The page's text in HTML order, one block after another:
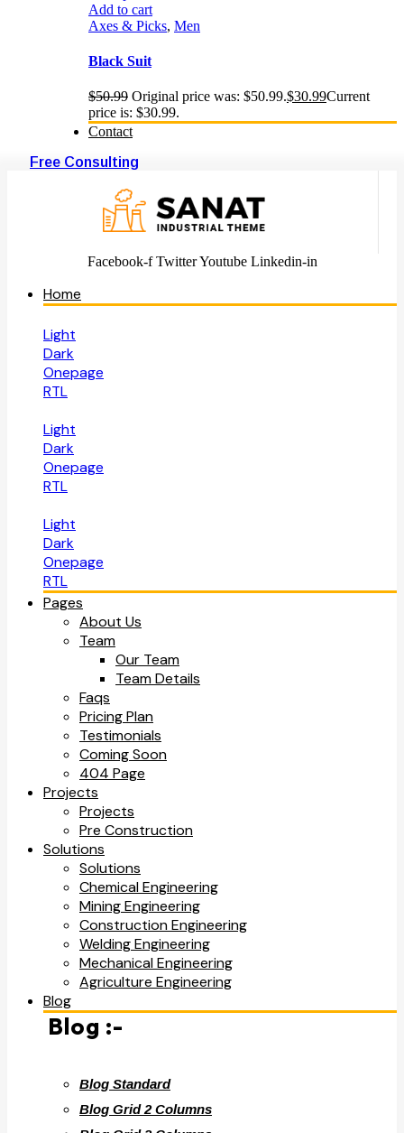
Add to cart
Axes & Picks, Men
Black Suit
$50.99 Original price was: $50.99.$30.99Current
price is: $30.99.
Contact
Free Consulting
Facebook-f Twitter Youtube Linkedin-in
Home
Light
Dark
Onepage
RTL
Light
Dark
Onepage
RTL
Light
Dark
Onepage
RTL
Pages
About Us
Team
Our Team
Team Details
Faqs
Pricing Plan
Testimonials
Coming Soon
404 Page
Projects
Projects
Pre Construction
Solutions
Solutions
Chemical Engineering
Mining Engineering
Construction Engineering
Welding Engineering
Mechanical Engineering
Agriculture Engineering
Blog
Blog :-
Blog Standard
Blog Grid 2 Columns